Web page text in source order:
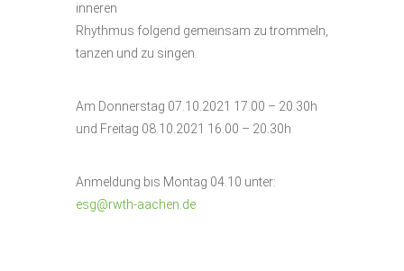
inneren
Rhythmus folgend gemeinsam zu trommeln,
tanzen und zu singen.
Am Donnerstag 07.10.2021 17.00 – 20.30h
und Freitag 08.10.2021 16.00 – 20.30h
Anmeldung bis Montag 04.10 unter:
esg@rwth-aachen.de